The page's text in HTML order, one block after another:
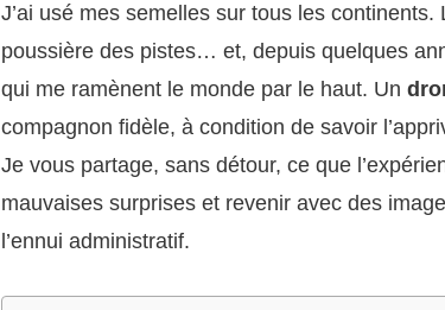
J’ai usé mes semelles sur tous les continents.
poussière des pistes… et, depuis quelques
qui me ramènent le monde par le haut. Un
compagnon fidèle, à condition de savoir
Je vous partage, sans détour, ce que
mauvaises surprises et revenir avec des
l’ennui administratif.